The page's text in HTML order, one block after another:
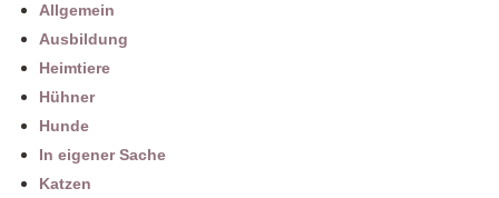
Allgemein
Ausbildung
Heimtiere
Hühner
Hunde
In eigener Sache
Katzen